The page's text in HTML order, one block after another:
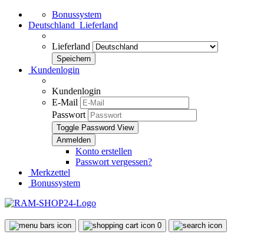
Bonussystem
Deutschland Lieferland
Lieferland
Kundenlogin
Kundenlogin
E-Mail
Passwort
Toggle Password View
Konto erstellen
Passwort vergessen?
Merkzettel
Bonussystem
0